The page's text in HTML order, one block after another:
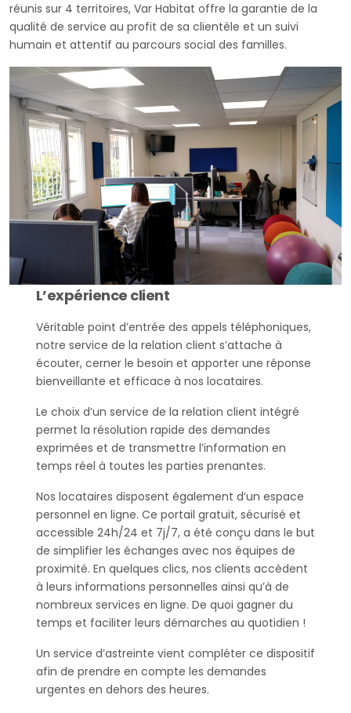
réunis sur 4 territoires, Var Habitat offre la garantie de la
qualité de service au profit de sa clientèle et un suivi
humain et attentif au parcours social des familles.
L’expérience client
Véritable point d’entrée des appels téléphoniques,
notre service de la relation client s’attache à
écouter, cerner le besoin et apporter une réponse
bienveillante et efficace à nos locataires.
Le choix d’un service de la relation client intégré
permet la résolution rapide des demandes
exprimées et de transmettre l’information en
temps réel à toutes les parties prenantes.
Nos locataires disposent également d’un espace
personnel en ligne. Ce portail gratuit, sécurisé et
accessible 24h/24 et 7j/7, a été conçu dans le but
de simplifier les échanges avec nos équipes de
proximité. En quelques clics, nos clients accèdent
à leurs informations personnelles ainsi qu’à de
nombreux services en ligne. De quoi gagner du
temps et faciliter leurs démarches au quotidien !
Un service d’astreinte vient compléter ce dispositif
afin de prendre en compte les demandes
urgentes en dehors des heures.